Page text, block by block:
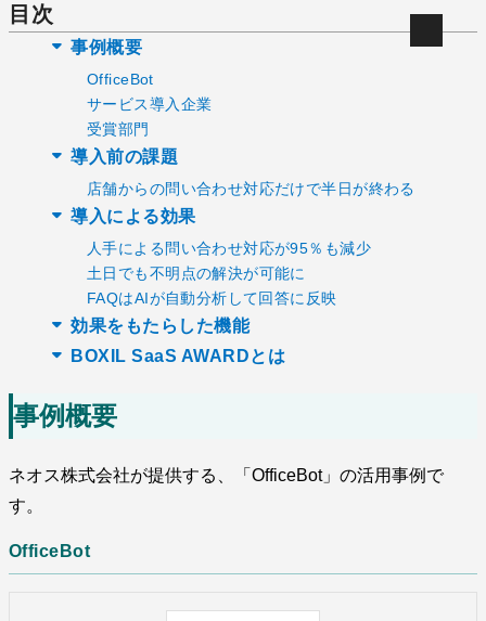
目次
事例概要
OfficeBot
サービス導入企業
受賞部門
導入前の課題
店舗からの問い合わせ対応だけで半日が終わる
導入による効果
人手による問い合わせ対応が95％も減少
土日でも不明点の解決が可能に
FAQはAIが自動分析して回答に反映
効果をもたらした機能
BOXIL SaaS AWARDとは
事例概要
ネオス株式会社が提供する、「OfficeBot」の活用事例で
す。
OfficeBot